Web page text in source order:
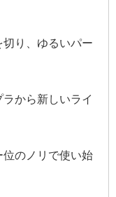
り、ゆるいパー
から新しいライ
のノリで使い始